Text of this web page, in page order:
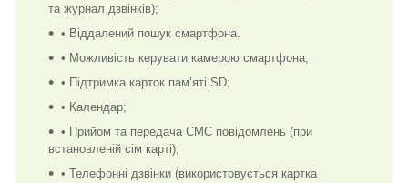
та журнал дзвінків);
• Віддалений пошук смартфона.
• Можливість керувати камерою смартфона;
• Підтримка карток пам’яті SD;
• Календар;
• Прийом та передача СМС повідомлень (при
встановленій сім карті);
• Телефонні дзвінки (використовується картка